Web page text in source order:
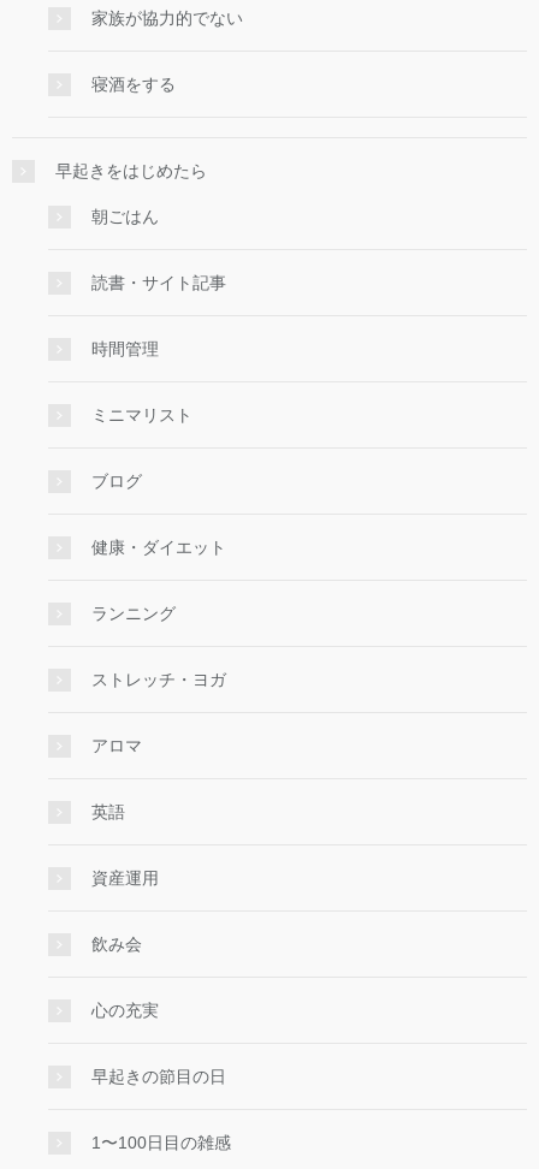
家族が協力的でない
寝酒をする
早起きをはじめたら
朝ごはん
読書・サイト記事
時間管理
ミニマリスト
ブログ
健康・ダイエット
ランニング
ストレッチ・ヨガ
アロマ
英語
資産運用
飲み会
心の充実
早起きの節目の日
1〜100日目の雑感